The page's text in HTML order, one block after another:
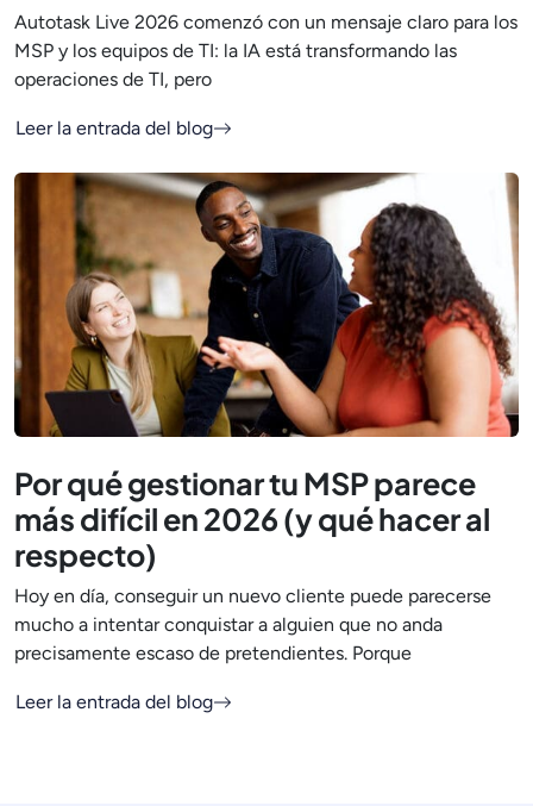
Autotask Live 2026 comenzó con un mensaje claro para los
MSP y los equipos de TI: la IA está transformando las
operaciones de TI, pero
Leer la entrada del blog
Por qué gestionar tu MSP parece
más difícil en 2026 (y qué hacer al
respecto)
Hoy en día, conseguir un nuevo cliente puede parecerse
mucho a intentar conquistar a alguien que no anda
precisamente escaso de pretendientes. Porque
Leer la entrada del blog